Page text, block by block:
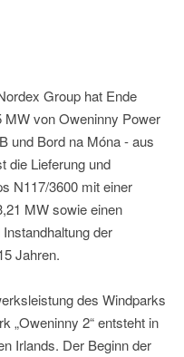
Group hat Ende
MW von Oweninny Power
und Bord na Móna - aus
die Lieferung und
N117/3600 mit einer
MW sowie einen
der
Jahren.
des Windparks
„Oweninny 2“ entsteht in
Irlands. Der Beginn der